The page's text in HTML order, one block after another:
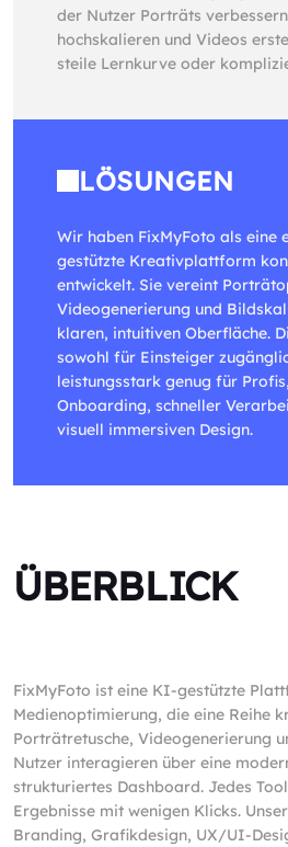
der Nutzer Porträts
hochskalieren und Videos
steile Lernkurve oder
LÖSUNGEN
Wir haben FixMyFoto als eine
gestützte Kreativplattform
entwickelt. Sie vereint
Videogenerierung und
klaren, intuitiven Oberfläche.
sowohl für Einsteiger
leistungsstark genug für
Onboarding, schneller
visuell immersiven Design.
ÜBERBLICK
FixMyFoto ist eine KI-gestützte
Medienoptimierung, die eine Reihe
Porträtretusche, Videogenerierung
Nutzer interagieren über eine
strukturiertes Dashboard. Jedes
Ergebnisse mit wenigen Klicks.
Branding, Grafikdesign, UX/UI-